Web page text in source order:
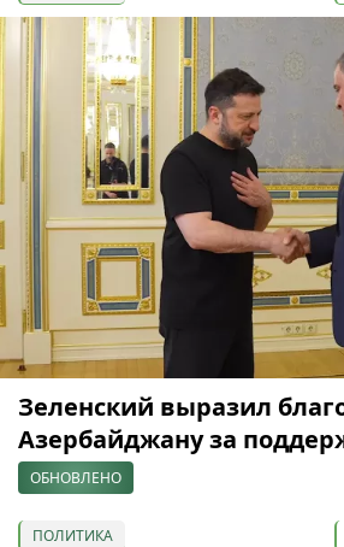
Зеленский выразил
Азербайджану за
ОБНОВЛЕНО
ПОЛИТИКА